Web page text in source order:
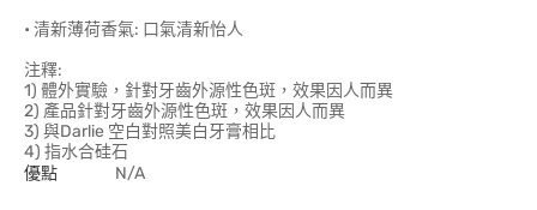
• 清新薄荷香氣: 口氣清新怡人
注釋:
1) 體外實驗，針對牙齒外源性色斑，效果因人而異
2) 產品針對牙齒外源性色斑，效果因人而異
3) 與Darlie 空白對照美白牙膏相比
4) 指水合硅石
優點
N/A